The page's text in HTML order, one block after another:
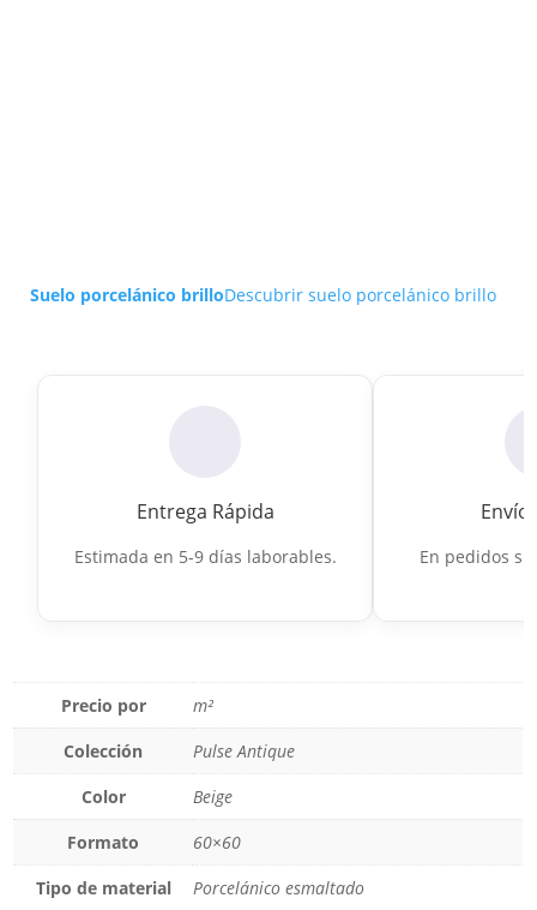
Suelo porcelánico brilloDescubrir suelo porcelánico brillo
Entrega Rápida
Estimada en 5-9 días laborables. En pedidos
Precio por
m²
Colección
Pulse Antique
Color
Beige
Formato
60×60
Tipo de material
Porcelánico esmaltado